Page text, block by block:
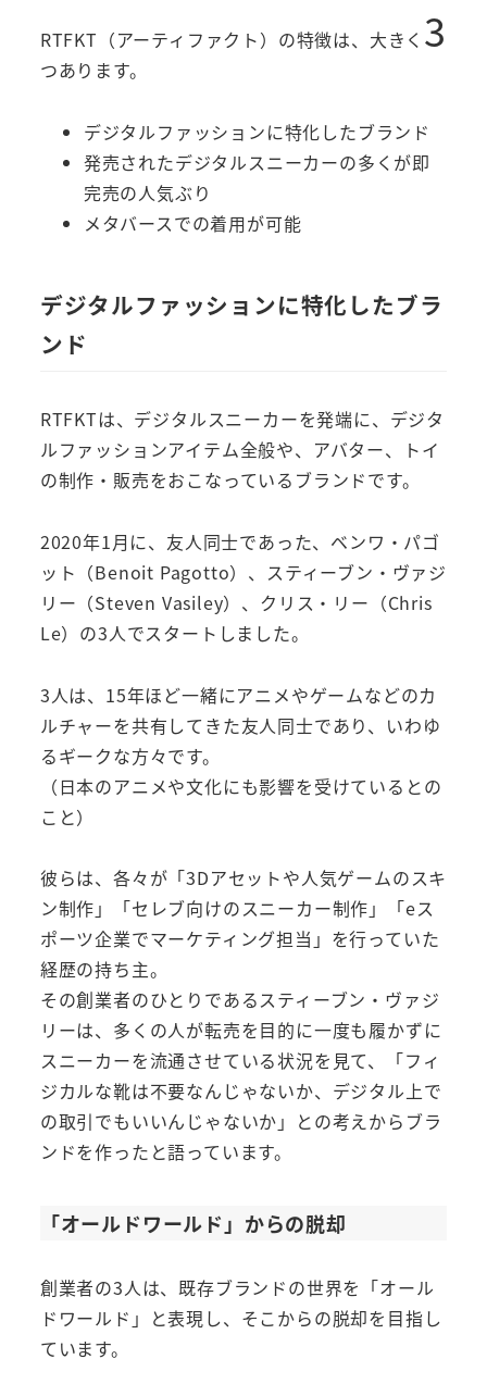
RTFKT（アーティファクト）の特徴は、大きく 3
つあります。
デジタルファッションに特化したブランド
発売されたデジタルスニーカーの多くが即
完売の人気ぶり
メタバースでの着用が可能
デジタルファッションに特化したブラ
ンド
RTFKTは、デジタルスニーカーを発端に、デジタ
ルファッションアイテム全般や、アバター、トイ
の制作・販売をおこなっているブランドです。
2020年1月に、友人同士であった、ベンワ・パゴ
ット（Benoit Pagotto）、スティーブン・ヴァジ
リー（Steven Vasiley）、クリス・リー（Chris
Le）の3人でスタートしました。
3人は、15年ほど一緒にアニメやゲームなどのカ
ルチャーを共有してきた友人同士であり、いわゆ
るギークな方々です。
（日本のアニメや文化にも影響を受けているとの
こと）
彼らは、各々が「3Dアセットや人気ゲームのスキ
ン制作」「セレブ向けのスニーカー制作」「eス
ポーツ企業でマーケティング担当」を行っていた
経歴の持ち主。
その創業者のひとりであるスティーブン・ヴァジ
リーは、多くの人が転売を目的に一度も履かずに
スニーカーを流通させている状況を見て、「フィ
ジカルな靴は不要なんじゃないか、デジタル上で
の取引でもいいんじゃないか」との考えからブラ
ンドを作ったと語っています。
「オールドワールド」からの脱却
創業者の3人は、既存ブランドの世界を「オール
ドワールド」と表現し、そこからの脱却を目指し
ています。